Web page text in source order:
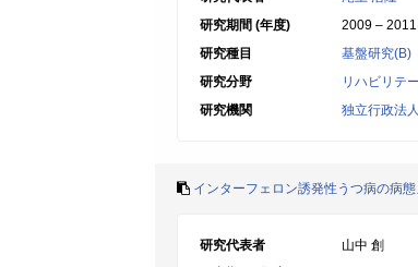
研究期間 (年度)
2009 – 2011
研究種目
基盤研究(B)
研究分野
リハビリテ
研究機関
独立行政法
インターフェロン誘発性うつ病の病
研究代表者
山中 創